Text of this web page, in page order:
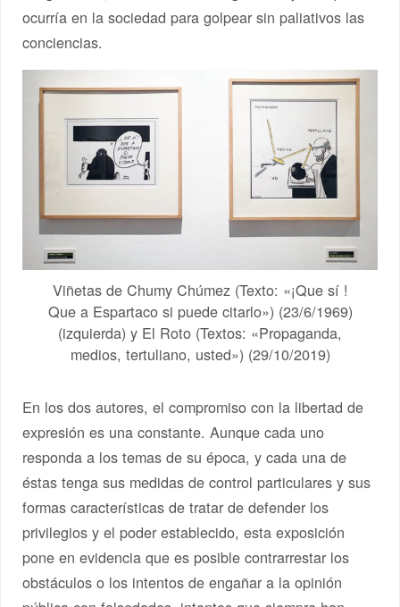
ocurría en la sociedad para golpear sin paliativos las
conciencias.
Viñetas de Chumy Chúmez (Texto: «¡Que sí !
Que a Espartaco si puede citarlo») (23/6/1969)
(izquierda) y El Roto (Textos: «Propaganda,
medios, tertuliano, usted») (29/10/2019)
En los dos autores, el compromiso con la libertad de
expresión es una constante. Aunque cada uno
responda a los temas de su época, y cada una de
éstas tenga sus medidas de control particulares y sus
formas características de tratar de defender los
privilegios y el poder establecido, esta exposición
pone en evidencia que es posible contrarrestar los
obstáculos o los intentos de engañar a la opinión